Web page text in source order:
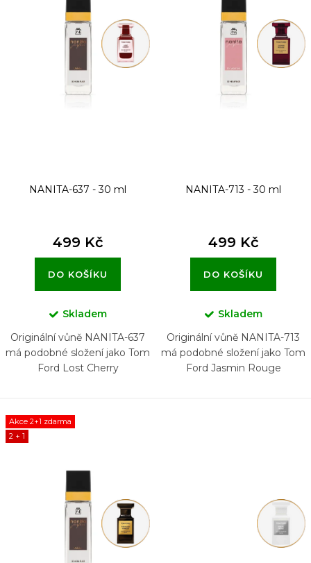
NANITA-637 - 30 ml
499 Kč
DO KOŠÍKU
Skladem
Originální vůně NANITA-637
má podobné složení jako Tom
Ford Lost Cherry
NANITA-713 - 30 ml
499 Kč
DO KOŠÍKU
Skladem
Originální vůně NANITA-713
má podobné složení jako Tom
Ford Jasmin Rouge
Akce 2+1 zdarma
2 + 1